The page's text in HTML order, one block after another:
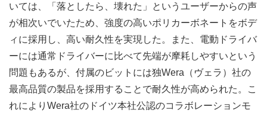
いては、「落としたら、壊れた」というユーザーからの声
が相次いでいたため、強度の高いポリカーボネートをボデ
ィに採用し、高い耐久性を実現した。また、電動ドライバ
ーには通常ドライバーに比べて先端が摩耗しやすいという
問題もあるが、付属のビットには独Wera（ヴェラ）社の
最高品質の製品を採用することで耐久性が高められた。こ
れによりWera社のドイツ本社公認のコラボレーションモ